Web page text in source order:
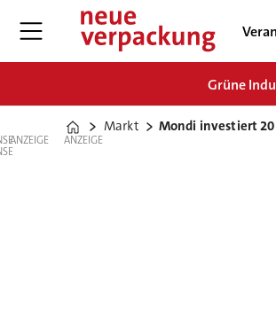
Grüne
Home
Markt Mondi investiert
ANZEIGE ANZEIGE